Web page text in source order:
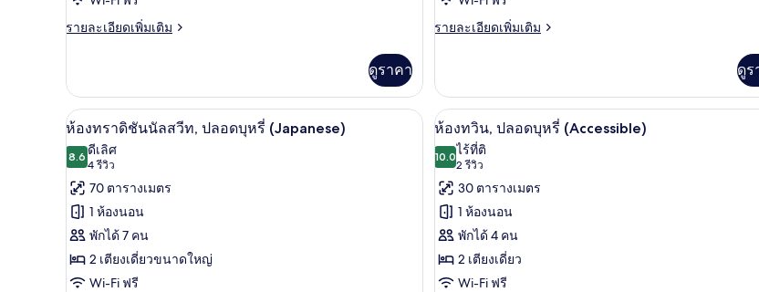
ซ์,
(King,
New)
รายละเอียดเพิ่มเติม
ราย
เกี่ยว
กับ
ห้อง
ลัก
ปลอด
บุหรี่
(King,
New)
ดูราคา
ซ์
บุหรี่
(Plus)
รายละเอียดเพิ่มเติม
ราย
เกี่ยว
กับ
ห้อง
ลัก
ทวิ
น,
ปลอด
บุหรี่
(Plus)
ดูร
เปิด
ภาพถ่าย
ทั้งหมด
ของ
ห้อง
ทราดิ
ชัน
ห้องทราดิชันนัลสวีท, ปลอดบุหรี่ (Japanese) | 1 ห้องนอน, เครื่องนอนระดับพรีเมียม, ผ้านวมขนเป็ด, ตู้
8
ห้องทราดิชันนัลสวีท, ปลอดบุหรี่ (Japanese)
8.68.6 จาก 10
ดีเลิศ
4 รีวิว
(4
รีวิว)
70 ตารางเมตร
1 ห้องนอน
พักได้ 7 คน
2 เตียงเดี่ยวขนาดใหญ่
Wi-Fi ฟรี
เปิด
ภาพถ่าย
ทั้งหมด
ของ
ห้อง
ทวิน,
ปลอด
ห้องทวิน, ปลอดบุหรี่
6
ห้องทวิน, ปลอดบุหรี่ (Accessible)
10.010.0 จาก 10
ไร้ที่ติ
2 รีวิว
(2
รีวิว)
30 ตารางเมตร
1 ห้องนอน
พักได้ 4 คน
2 เตียงเดี่ยว
Wi-Fi ฟรี